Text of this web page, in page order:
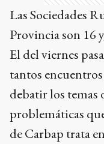
Las Sociedades
Provincia son 16
El del viernes
tantos
debatir los temas
problemáticas
de Carbap trata